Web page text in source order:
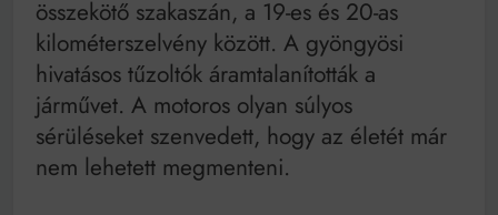
összekötő szakaszán, a 19-es és 20-as
kilométerszelvény között. A gyöngyösi
hivatásos tűzoltók áramtalanították a
járművet. A motoros olyan súlyos
sérüléseket szenvedett, hogy az életét már
nem lehetett megmenteni.